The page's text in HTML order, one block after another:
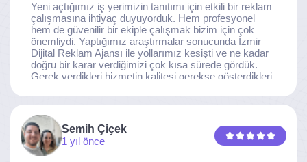
Yeni açtığımız iş yerimizin tanıtımı için etkili bir reklam
çalışmasına ihtiyaç duyuyorduk. Hem profesyonel
hem de güvenilir bir ekiple çalışmak bizim için çok
önemliydi. Yaptığımız araştırmalar sonucunda İzmir
Dijital Reklam Ajansı ile yollarımız kesişti ve ne kadar
doğru bir karar verdiğimizi çok kısa sürede gördük.
Gerek verdikleri hizmetin kalitesi gerekse gösterdikleri
noktaya ulaştı. Kaliteden asla taviz vermeyen, her
ekibine gönülden teşekkür ederiz.
Semih Çiçek
1 yıl önce